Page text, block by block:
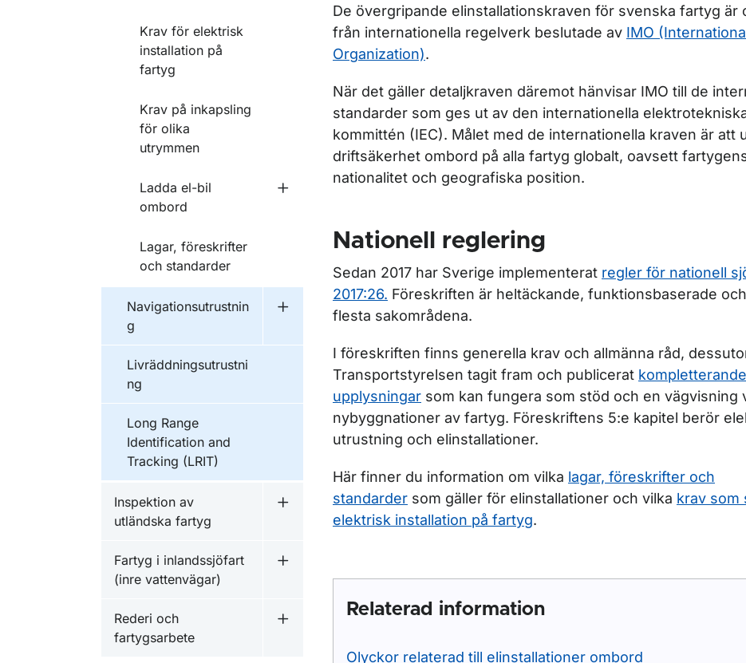
Krav för elektrisk
installation på
fartyg
Krav på inkapsling
för olika
utrymmen
Ladda el-bil
ombord
Undermeny för Ladda el-bil ombord
Lagar, föreskrifter
och standarder
Navigationsutrustnin
g
Undermeny för Navigationsutrustning
Livräddningsutrustni
ng
Long Range
Identification and
Tracking (LRIT)
Inspektion av
utländska fartyg
Undermeny för Inspektion av utländska fartyg
Fartyg i inlandssjöfart
(inre vattenvägar)
Undermeny för Fartyg i inlandssjöfart (inre vattenvägar)
Rederi och
fartygsarbete
Undermeny för Rederi och fartygsarbete
De övergripande el­installations­kraven för svenska fartyg är
från internationella regelverk beslutade av IMO
Organization).
När det gäller detaljkraven däremot hänvisar IMO till de
standarder som ges ut av den internationella
kommittén (IEC). Målet med de internationella kraven är att
driftsäkerhet ombord på alla fartyg globalt, oavsett
nationalitet och geograf­iska position.
Nationell reglering
Sedan 2017 har Sverige implementerat regler för nationell
2017:26. Föreskriften är heltäckande, funktionsbaserade
flesta sakområdena.
I föreskriften finns generella krav och allmänna råd,
Transportstyrelsen tagit fram och publicerat kompletterande
upplysningar som kan fungera som stöd och en vägvisning
nybyggnationer av fartyg. Föreskriftens 5:e kapitel berör
utrustning och elinstallationer.
Här finner du information om vilka lagar, föreskrifter och
standarder som gäller för elinstallationer och vilka krav som
elektrisk installation på fartyg.
Relaterad information
Olyckor relaterad till elinstallationer ombord